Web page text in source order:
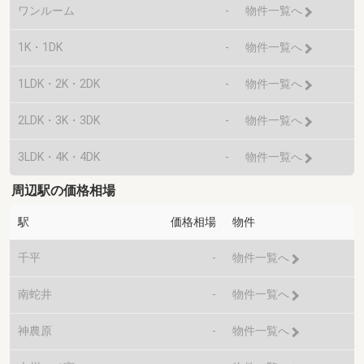
ワンルーム - 物件一覧へ
1K・1DK - 物件一覧へ
1LDK・2K・2DK - 物件一覧へ
2LDK・3K・3DK - 物件一覧へ
3LDK・4K・4DK - 物件一覧へ
周辺駅の価格相場
駅 価格相場 物件
千平 - 物件一覧へ
南蛇井 - 物件一覧へ
神農原 - 物件一覧へ